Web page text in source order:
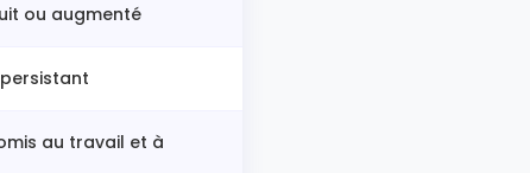
ou augmenté
au travail et à